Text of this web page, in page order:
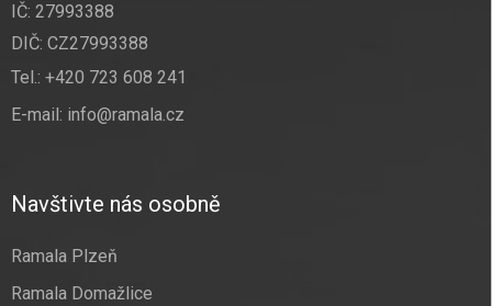
IČ: 27993388
DIČ: CZ27993388
Tel.: +420 723 608 241
E-mail: info@ramala.cz
Navštivte nás osobně
Ramala Plzeň
Ramala Domažlice